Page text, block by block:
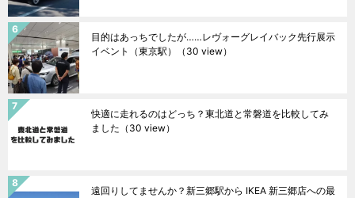
目的はあっちでしたが……レヴォーグレイバック先行展示
イベント（東京駅）
（30 view）
快適に走れるのはどっち？東北道と常磐道を比較してみ
ました （30 view）
遠回りしてませんか？新三郷駅から IKEA 新三郷店への最